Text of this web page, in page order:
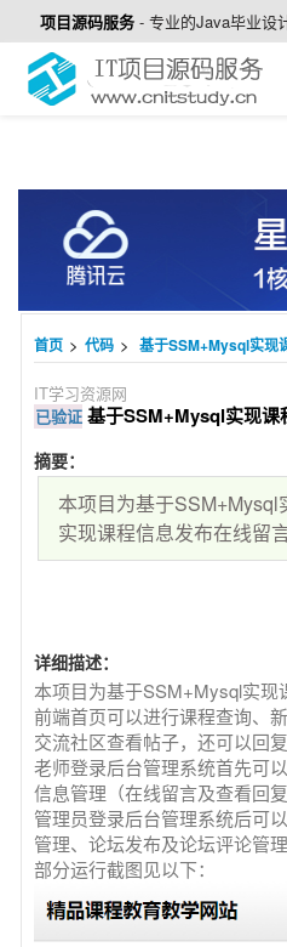
项目源码服务 - 专业的Java毕业设
首页 > 代码 > 基于SSM+Mysql实现
IT学习资源网
已验证 基于SSM+Mysql实现课
摘要：
本项目为基于
实现课程信息发布在线留
详细描述：
本项目为基于SSM+Mysql实
前端首页可以进行课程查询、
交流社区查看帖子，还可以回
老师登录后台管理系统首先可
信息管理（在线留言及查看回复
管理员登录后台管理系统后可
管理、论坛发布及论坛评论管
部分运行截图见以下：